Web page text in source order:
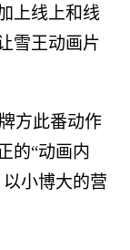
上线上和线
雪王动画片
方此番动作
的“动画内
小博大的营